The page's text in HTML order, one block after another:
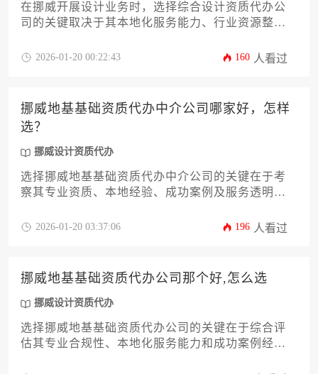
在挪威开展设计业务时，选择综合设计资质代办公
司的关键取决于其本地化服务能力、行业资源整合
计、室内设计等细分领域的资质标准，并能提供从
要求的专业团队，这才是决定代办服务质量的核心
理据。
2026-01-20 00:22:43 160 人看过
挪威地基基础资质代办中介公司哪家好，怎样
选？
挪威设计资质代办
选择挪威地基基础资质代办中介公司的关键在于考
察其专业资质、本地经验、成功案例及服务透明
富本地项目操作经验且能提供全程法律合规保障的
2026-01-20 03:37:06 196 人看过
挪威地基基础资质代办公司那个好,怎么选
挪威设计资质代办
选择挪威地基基础资质代办公司的关键在于综合评
估其专业合规性、本地化服务能力和成功案例经